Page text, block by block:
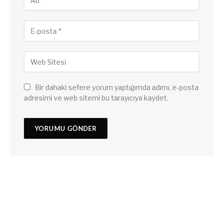
Bir dahaki sefere yorum yaptığımda adımı, e-posta
adresimi ve web sitemi bu tarayıcıya kaydet.